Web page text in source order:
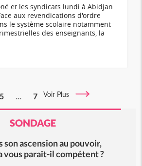
et les syndicats lundi à Abidjan
aux revendications d'ordre
le système scolaire notamment
des enseignants, la
5 ... 7 Voir Plus
SONDAGE
son ascension au pouvoir,
vous parait-il compétent ?